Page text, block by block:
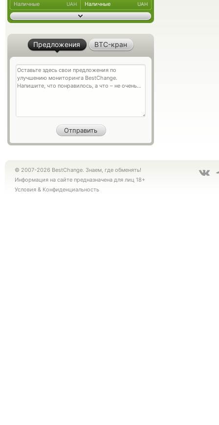
Наличные UAH Наличные UAH
Предложения BTC-кран
© 2007-2026 BestChange. Знаем, где обменять!
Информация на сайте предназначена для лиц 18+
Условия & Конфиденциальность